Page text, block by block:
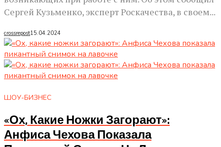
Сергей Кузьменко, эксперт Роскачества, в своем...
crossrepost15.04.2024
ШОУ-БИЗНЕС
«Ох, Какие Ножки Загорают»:
Анфиса Чехова Показала